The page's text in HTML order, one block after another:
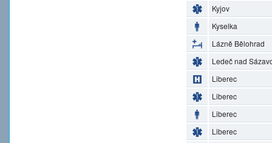
Kyjov
Kyselka
Lázně Bělohrad
Ledeč nad
Liberec
Liberec
Liberec
Liberec